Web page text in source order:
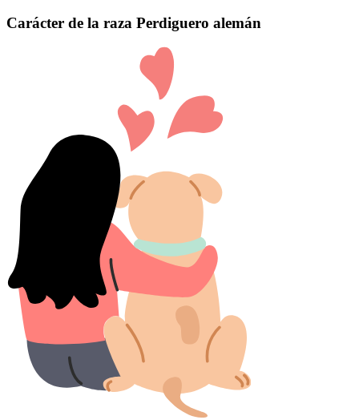
Carácter de la raza Perdiguero alemán